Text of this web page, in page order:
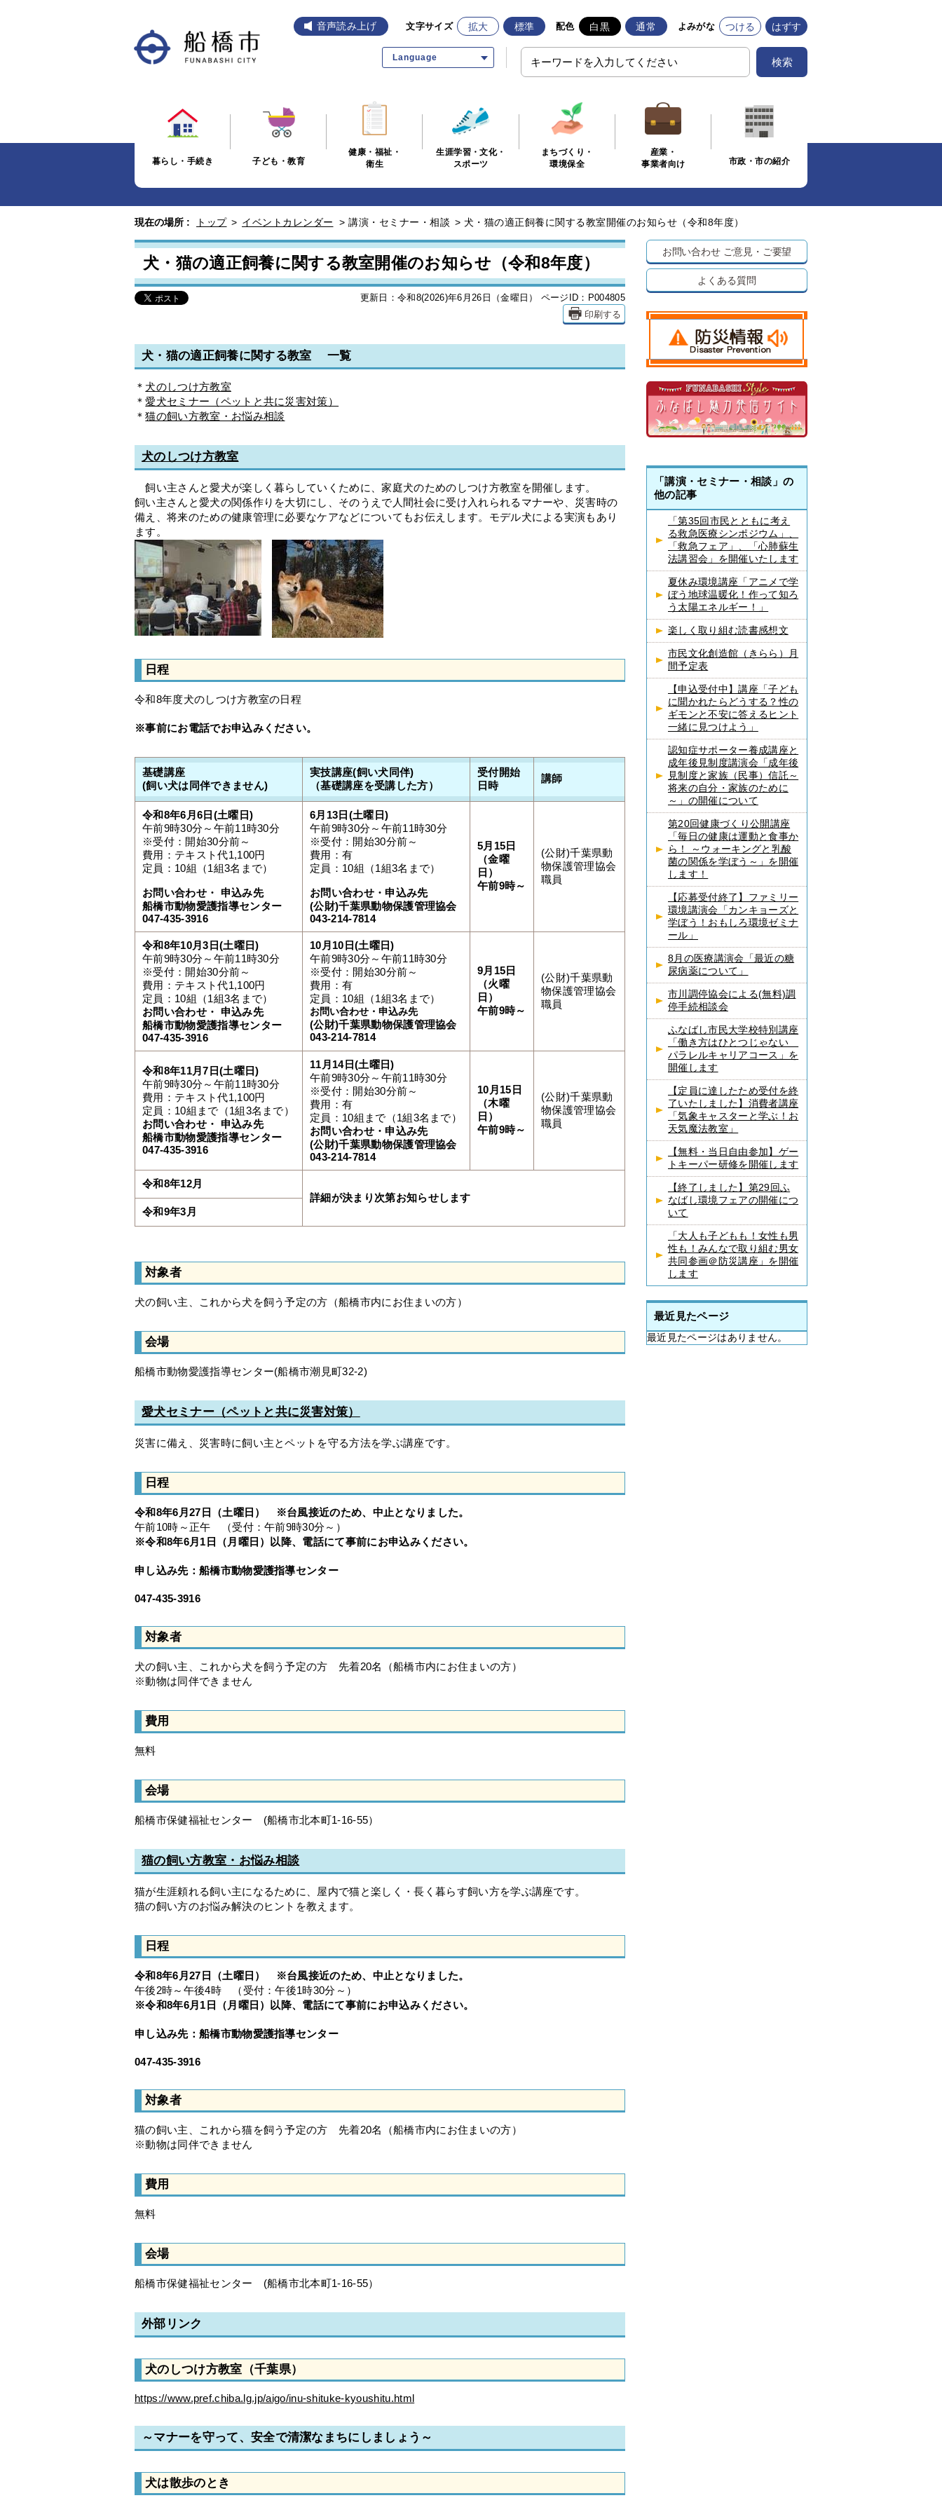
音声読み上げ 文字サイズ 拡大 標準 配色 白黒 通常 よみがな つける はずす
Language 検索
暮らし・手続き 子ども・教育
健康・福祉・
衛生
生涯学習・文化・
スポーツ
まちづくり・
環境保全
産業・
事業者向け
市政・市の紹介
現在の場所 : トップ > イベントカレンダー > 講演・セミナー・相談 > 犬・猫の適正飼養に関する教室開催のお知らせ（令和8年度）
犬・猫の適正飼養に関する教室開催のお知らせ（令和8年度）
更新日：令和8(2026)年6月26日（金曜日） ページID：P004805
印刷する
犬・猫の適正飼養に関する教室 一覧
＊ 犬のしつけ方教室
＊愛犬セミナー（ペットと共に災害対策）
＊猫の飼い方教室・お悩み相談
犬のしつけ方教室
飼い主さんと愛犬が楽しく暮らしていくために、家庭犬のためのしつけ方教室を開催します。
飼い主さんと愛犬の関係作りを大切にし、そのうえで人間社会に受け入れられるマナーや、災害時の
備え、将来のための健康管理に必要なケアなどについてもお伝えします。モデル犬による実演もあり
ます。
日程
令和8年度犬のしつけ方教室の日程
※事前にお電話でお申込みください。
基礎講座
(飼い犬は同伴できません)
実技講座(飼い犬同伴)
（基礎講座を受講した方）
受付開始
日時
講師
令和8年6月6日(土曜日)
午前9時30分～午前11時30分
※受付：開始30分前～
費用：テキスト代1,100円
定員：10組（1組3名まで）
お問い合わせ・
申込み先
船橋市動物愛護指導センター
047-435-3916
6月13日(土曜日)
午前9時30分～午前11時30分
※受付：開始30分前～
費用：有
定員：10組（1組3名まで）
お問い合わせ・申込み先
(公財)千葉県動物保護管理協会
043-214-7814
5月15日
（金曜
日）
午前9時～
(公財)千葉県動
物保護管理協会
職員
令和8年10月3日(土曜日)
午前9時30分～午前11時30分
※受付：開始30分前～
費用：テキスト代1,100円
定員：10組（1組3名まで）
お問い合わせ・
申込み先
船橋市動物愛護指導センター
047-435-3916
10月10日(土曜日)
午前9時30分～午前11時30分
※受付：開始30分前～
費用：有
定員：10組（1組3名まで）
お問い合わせ・申込み先
(公財)千葉県動物保護管理協会
043-214-7814
9月15日
（火曜
日）
午前9時～
(公財)千葉県動
物保護管理協会
職員
令和8年11月7日(土曜日)
午前9時30分～午前11時30分
費用：テキスト代1,100円
定員：10組まで（1組3名まで）
お問い合わせ・
申込み先
船橋市動物愛護指導センター
047-435-3916
11月14日(土曜日)
午前9時30分～午前11時30分
※受付：開始30分前～
費用：有
定員：10組まで（1組3名まで）
お問い合わせ・申込み先
(公財)千葉県動物保護管理協会
043-214-7814
10月15日
（木曜
日）
午前9時～
(公財)千葉県動
物保護管理協会
職員
令和8年12月
詳細が決まり次第お知らせします
令和9年3月
対象者
犬の飼い主、これから犬を飼う予定の方（船橋市内にお住まいの方）
会場
船橋市動物愛護指導センター(船橋市潮見町32-2)
愛犬セミナー（ペットと共に災害対策）
災害に備え、災害時に飼い主とペットを守る方法を学ぶ講座です。
日程
令和8年6月27日（土曜日） ※台風接近のため、中止となりました。
午前10時～正午 （受付：午前9時30分～）
※令和8年6月1日（月曜日）以降、 電話にて事前にお申込みください。
申し込み先：船橋市動物愛護指導センター
047-435-3916
対象者
犬の飼い主、これから犬を飼う予定の方 先着20名（船橋市内にお住まいの方）
※動物は同伴できません
費用
無料
会場
船橋市保健福祉センター (船橋市北本町1-16-55）
猫の飼い方教室・お悩み相談
猫が生涯頼れる飼い主になるために、屋内で猫と楽しく・長く暮らす飼い方を学ぶ講座です。
猫の飼い方のお悩み解決のヒントを教えます。
日程
令和8年6月27 日（土曜日） ※台風接近のため、中止となりました。
午後2時～午後4時 （受付：午後1時30分～）
※令和8年6月1日（月曜日）以降、 電話にて事前にお申込みください。
申し込み先：船橋市動物愛護指導センター
047-435-3916
対象者
猫の飼い主、これから猫を飼う予定の方 先着20名（船橋市内にお住まいの方）
※動物は同伴できません
費用
無料
会場
船橋市保健福祉センター (船橋市北本町1-16-55）
外部リンク
犬のしつけ方教室（千葉県）
https://www.pref.chiba.lg.jp/aigo/inu-shituke-kyoushitu.html
～マナーを守って、安全で清潔なまちにしましょう～
犬は散歩のとき
お問い合わせ ご意見・ご要望
よくある質問
「講演・セミナー・相談」の
他の記事
「第35回市民とともに考え
る救急医療シンポジウム」、
「救急フェア」、「心肺蘇生
法講習会」を開催いたします
夏休み環境講座「アニメで学
ぼう地球温暖化！作って知ろ
う太陽エネルギー！」
楽しく取り組む読書感想文
市民文化創造館（きらら）月
間予定表
【申込受付中】講座「子ども
に聞かれたらどうする？性の
ギモンと不安に答えるヒント
一緒に見つけよう」
認知症サポーター養成講座と
成年後見制度講演会「成年後
見制度と家族（民事）信託～
将来の自分・家族のために
～」の開催について
第20回健康づくり公開講座
「毎日の健康は運動と食事か
ら！ ～ウォーキングと乳酸
菌の関係を学ぼう～」を開催
します！
【応募受付終了】ファミリー
環境講演会「カンキョーズと
学ぼう！おもしろ環境ゼミナ
ール」
8月の医療講演会「最近の糖
尿病薬について」
市川調停協会による(無料)調
停手続相談会
ふなばし市民大学校特別講座
「働き方はひとつじゃない
パラレルキャリアコース」を
開催します
【定員に達したため受付を終
了いたしました】消費者講座
「気象キャスターと学ぶ！お
天気魔法教室」
【無料・当日自由参加】ゲー
トキーパー研修を開催します
【終了しました】第29回ふ
なばし環境フェアの開催につ
いて
「大人も子どもも！女性も男
性も！みんなで取り組む男女
共同参画＠防災講座」を開催
します
最近見たページ
最近見たページはありません。